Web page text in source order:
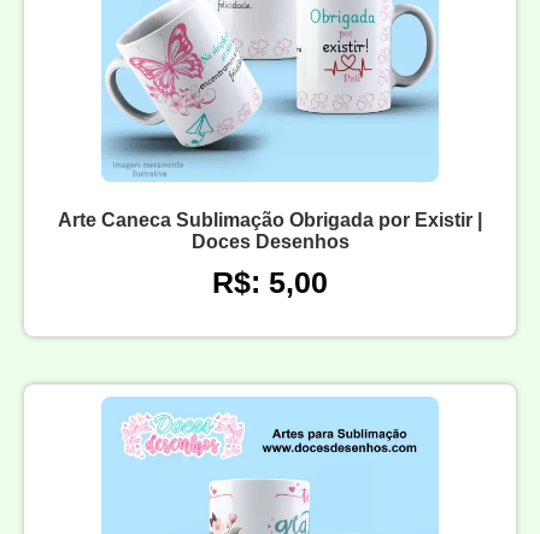
Arte Caneca Sublimação Obrigada por Existir |
Doces Desenhos
R$: 5,00